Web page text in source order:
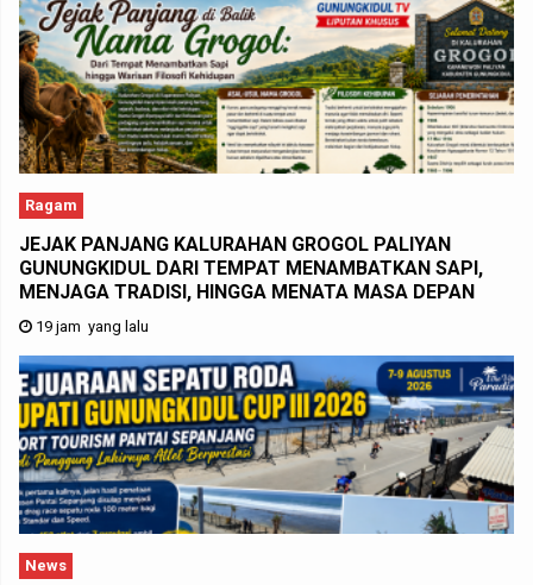
Ragam
JEJAK PANJANG KALURAHAN GROGOL PALIYAN
GUNUNGKIDUL DARI TEMPAT MENAMBATKAN SAPI,
MENJAGA TRADISI, HINGGA MENATA MASA DEPAN
19 jam yang lalu
News